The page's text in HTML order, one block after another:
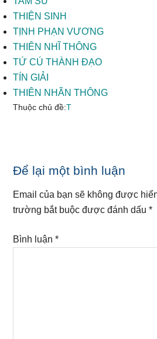
THIỆN SINH
TỊNH PHẠN VƯƠNG
THIÊN NHĨ THÔNG
TỨ CÚ THÀNH ĐẠO
TÍN GIẢI
THIÊN NHÃN THÔNG
Thuộc chủ đề:T
Reader
Interactions
Để lại một bình luận
Email của bạn sẽ không được
trường bắt buộc được đánh dấu*
Bình luận*